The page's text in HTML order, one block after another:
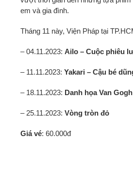
em và gia đình.
Tháng 11 này, Viện Pháp tại
– 04.11.2023: Ailo – Cuộc phiêu
– 11.11.2023: Yakari – Cậu bé
– 18.11.2023: Danh họa Van Gogh
– 25.11.2023: Vòng tròn đỏ
Giá vé: 60.000đ